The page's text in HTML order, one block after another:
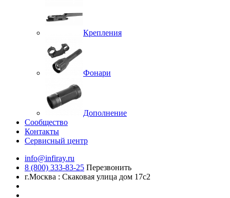
Крепления
Фонари
Дополнение
Сообщество
Контакты
Сервисный центр
info@infiray.ru
8 (800) 333-83-25 Перезвонить
г.Москва : Скаковая улица дом 17с2